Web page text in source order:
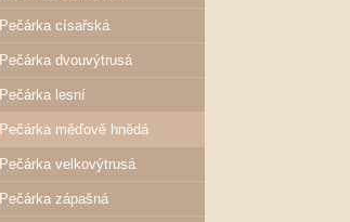
Pečárka císařská
Pečárka dvouvýtrusá
Pečárka lesní
Pečárka měďově hnědá
Pečárka velkovýtrusá
Pečárka zápašná